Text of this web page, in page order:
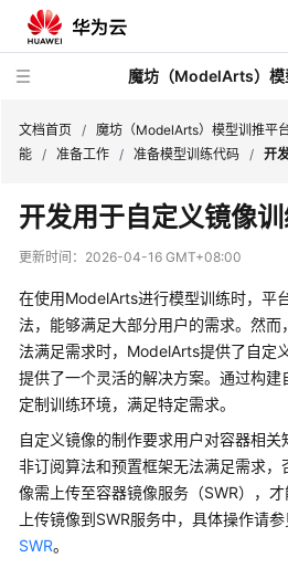
魔坊（ModelArts）模
最
新
动
服
务
公
告
产
品
介
绍
文档首页 / 魔坊（ModelArts）模型训推平
能 / 准备工作 / 准备模型训练代码 / 开
开发用于自定义镜像
更新时间： 2026-04-16 GMT+08:00
在使用ModelArts进行模型训练时，平
法，能够满足大部分用户的需求。然
法满足需求时，ModelArts提供了自定
提供了一个灵活的解决方案。通过构
定制训练环境，满足特定需求。
自定义镜像的制作要求用户对容器相
非订阅算法和预置框架无法满足需求
像需上传至容器镜像服务（SWR），
上传镜像到SWR服务中，具体操作请参
SWR。